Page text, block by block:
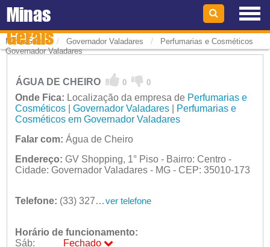
Minas
Gerais
MinasGerais / Governador Valadares /
Perfumarias e Cosméticos
Governador Valadares
ÁGUA DE CHEIRO 0 0
Onde Fica: Localização da empresa de Perfumarias e
Cosméticos| Governador Valadares|
Perfumarias e
Cosméticos em Governador Valadares
Falar com: Água de Cheiro
Endereço: GV Shopping, 1° Piso - Bairro: Centro -
Cidade: Governador Valadares - MG - CEP: 35010-173
Telefone: (33) 3275-4676 ver telefone
Horário de funcionamento:
Sáb:
Fechado